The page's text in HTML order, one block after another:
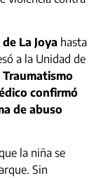
La Joya hasta
a la Unidad de
confirmó
de abuso
la niña se
Sin